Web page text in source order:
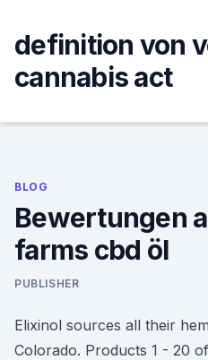
content
definition von
cannabis act
BLOG
Bewertungen
farms cbd öl
PUBLISHER
Elixinol sources all their
Colorado. Products 1 - 20